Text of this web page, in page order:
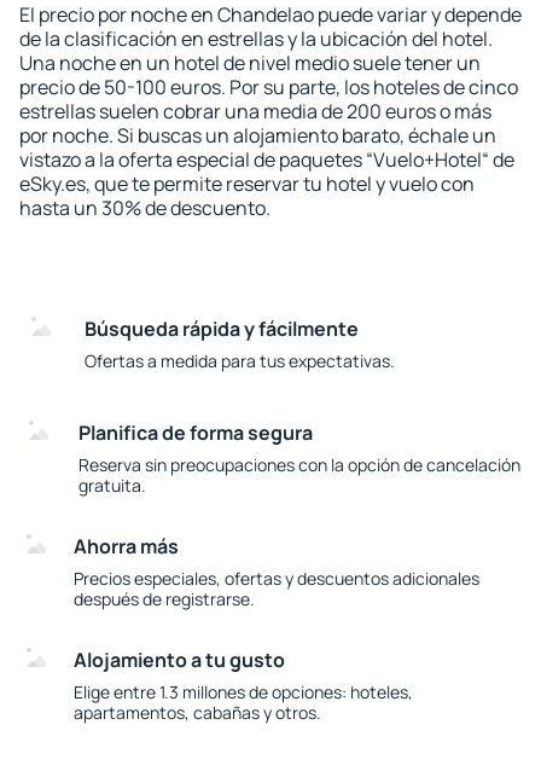
El precio por noche en Chandelao puede variar y depende
de la clasificación en estrellas y la ubicación del hotel.
Una noche en un hotel de nivel medio suele tener un
precio de 50-100 euros. Por su parte, los hoteles de cinco
estrellas suelen cobrar una media de 200 euros o más
por noche. Si buscas un alojamiento barato, échale un
vistazo a la oferta especial de paquetes “Vuelo+Hotel“ de
eSky.es, que te permite reservar tu hotel y vuelo con
hasta un 30% de descuento.
Búsqueda rápida y fácilmente
Ofertas a medida para tus expectativas.
Planifica de forma segura
Reserva sin preocupaciones con la opción de cancelación
gratuita.
Ahorra más
Precios especiales, ofertas y descuentos adicionales
después de registrarse.
Alojamiento a tu gusto
Elige entre 1.3 millones de opciones: hoteles,
apartamentos, cabañas y otros.